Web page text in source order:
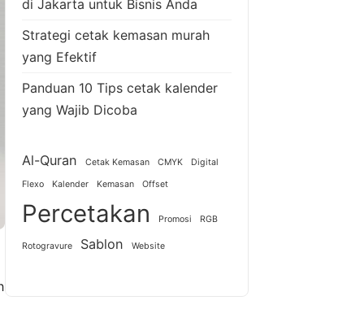
di Jakarta untuk Bisnis Anda
Strategi cetak kemasan murah
yang Efektif
Panduan 10 Tips cetak kalender
yang Wajib Dicoba
Al-Quran Cetak Kemasan CMYK Digital
Flexo Kalender Kemasan Offset
Percetakan Promosi RGB
Rotogravure Sablon Website